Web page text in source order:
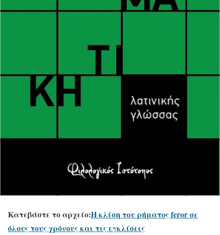
Κατεβάστε το αρχείο:Η κλίση του ρήματος feror σε
όλους τους χρόνους και τις εγκλίσεις